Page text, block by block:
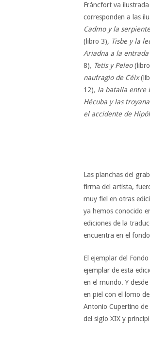
Fráncfort va
corresponden a las
Cadmo y la
(libro 3), Tisbe y la
Ariadna a la
8), Tetis y Peleo
naufragio de Céix
12), la batalla entre
Hécuba y las
el accidente de
Las planchas del
firma del artista,
muy fiel en otras
ya hemos conocido
ediciones de la
encuentra en el
El ejemplar del
ejemplar de esta
en el mundo. Y
en piel con el lomo
Antonio Cupertino
del siglo XIX y